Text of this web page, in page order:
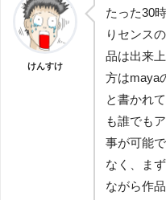
けんすけ
たった30
りセンス
品は出来
方はmaya
と書かれ
も誰でも
事が可能
なく、ま
ながら作